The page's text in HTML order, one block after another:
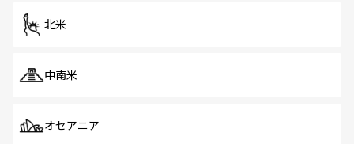
北米
中南米
オセアニア